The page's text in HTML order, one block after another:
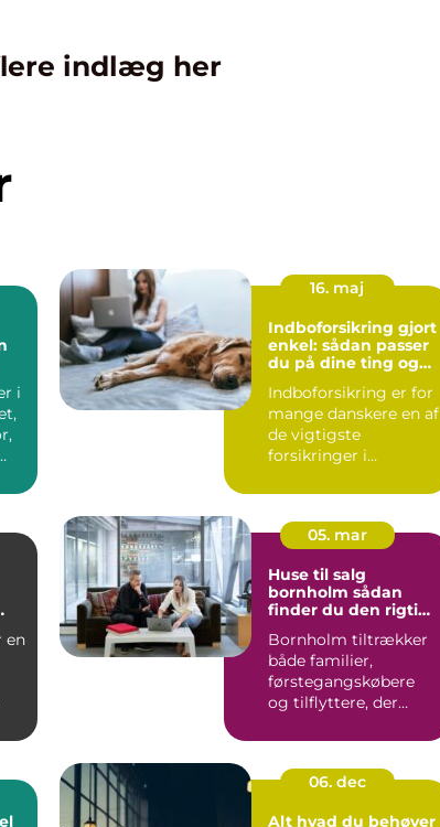
indlæg her
i
16. maj
Indboforsikring gjort
enkel: sådan passer
du på dine ting og
Indboforsikring er for
mange danskere en af
de vigtigste
forsikringer i
beskytt...
en
05. mar
Huse til salg
bornholm sådan
finder du den rigtige
Bornholm tiltrækker
både familier,
førstegangskøbere
og tilflyttere, der
til hav, ...
06. dec
Alt hvad du behøver